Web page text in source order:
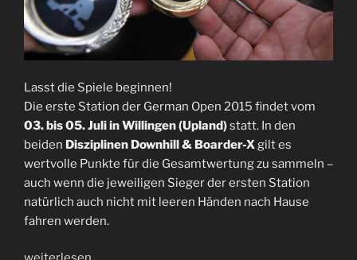
Lasst die Spiele beginnen!
Die erste Station der German Open 2015 findet vom
03. bis 05. Juli in Willingen (Upland)statt. In den
beiden Disziplinen Downhill & Boarder-Xgilt es
wertvolle Punkte für die Gesamtwertung zu sammeln –
auch wenn die jeweiligen Sieger der ersten Station
natürlich auch nicht mit leeren Händen nach Hause
fahren werden.
„German